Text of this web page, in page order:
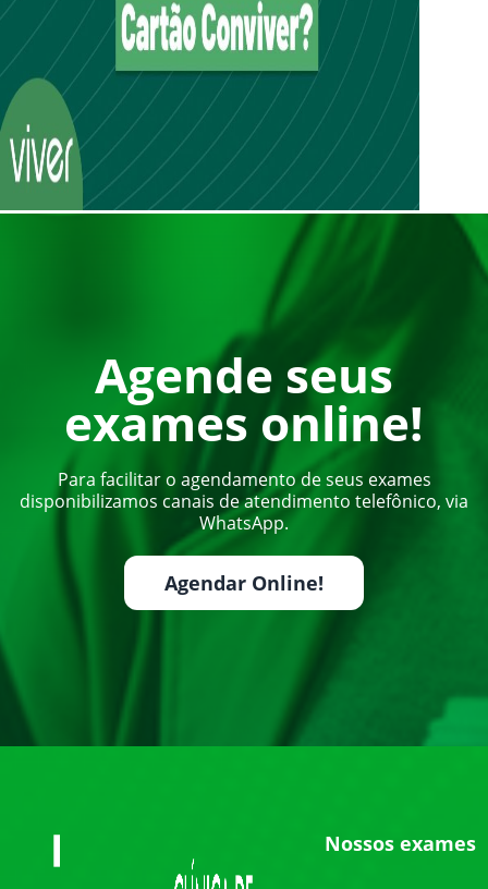
Agende seus
exames online!
Para facilitar o agendamento de seus exames
disponibilizamos canais de atendimento telefônico, via
WhatsApp.
Agendar Online!
Nossos exames